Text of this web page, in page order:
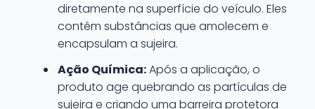
diretamente na superfície do veículo. Eles
contêm substâncias que amolecem e
encapsulam a sujeira.
Ação Química:Após a aplicação, o
produto age quebrando as partículas de
sujeira e criando uma barreira protetora